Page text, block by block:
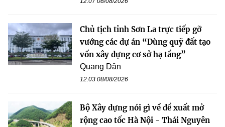
Chủ tịch tỉnh Sơn La trực tiếp gỡ
vướng các dự án “Dùng quỹ đất tạo
vốn xây dựng cơ sở hạ tầng”
Quang Dân
12:03 08/08/2026
Bộ Xây dựng nói gì về đề xuất mở
rộng cao tốc Hà Nội - Thái Nguyên